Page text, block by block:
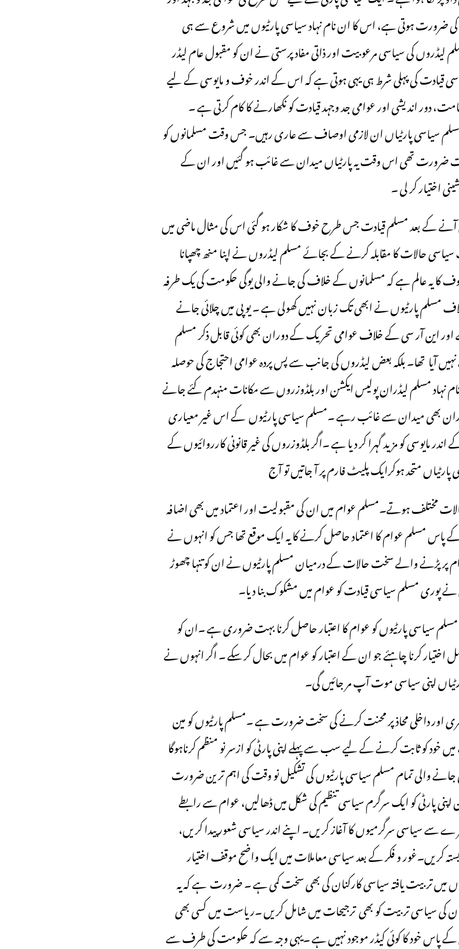
کی ضرورت ہوتی ہے، اس کا ان نام نہاد سیاسی پارٹیوں میں شروع سے ہی
لیڈروں کی سیاسی مرعوبیت اور ذاتی مفاد پرستی نے ان کو مقبول عام لیڈر
قیادت کی پہلی شرط ہی یہی ہوتی ہے کہ اس کے اندر خوف و مایوسی کے لیے
دور اندیشی اور عوامی جد وجہد قیادت کو نکھارنے کا کام کرتی ہے ۔
مسلم سیاسی پارٹیاں ان لازمی اوصاف سے عاری رہیں۔ جس وقت مسلمانوں کو
ضرورت تھی اس وقت یہ پارٹیاں میدان سے غائب ہو گئیں اور ان کے
اختیار کر لی ۔
آنے کے بعد مسلم قیادت جس طرح خوف کا شکار ہو گئی اس کی مثال ماضی میں
حالات کا مقابلہ کرنے کے بجائے مسلم لیڈروں نے اپنا منھ چھپانا
کا یہ عالم ہے کہ مسلمانوں کے خلاف کی جانے والی یوگی حکومت کی یک طرفہ
مسلم پارٹیوں نے ابھی تک زبان نہیں کھولی ہے ۔ یو پی میں چلائی جانے
این آر سی کے خلاف عوامی تحریک کے دوران بھی کوئی قابل ذکر مسلم
آیا تھا۔ بلکہ بعض لیڈروں کی جانب سے پس پردہ عوامی احتجاج کی حوصلہ
نہاد مسلم لیڈران پولیس ایکشن اور بلڈوزروں سے مکانات منہدم کئے جانے
بھی میدان سے غائب رہے ۔مسلم سیاسی پارٹیوں کے اس غیر معیاری
مایوسی کو مزید گہرا کر دیا ہے ۔اگر بلڈوزروں کی غیر قانونی کارروائیوں کے
متحد ہوکرایک پلیٹ فارم پر آ جاتیں تو آج
مختلف ہوتے۔مسلم عوام میں ان کی مقبولیت اور اعتماد میں بھی اضافہ
پاس مسلم عوام کا اعتماد حاصل کرنے کا یہ ایک موقع تھا جس کو انہوں نے
پر پڑنے والے سخت حالات کے درمیان مسلم پارٹیوں نے ان کو تنہا چھوڑ
پوری مسلم سیاسی قیادت کو عوام میں مشکوک بنا دیا۔
سیاسی پارٹیوں کو عوام کا اعتبار حاصل کرنا بہت ضروری ہے ۔ان کو
اختیار کرنا چاہئے جو ان کے اعتبار کو عوام میں بحال کر سکے ۔ اگر انہوں نے
پارٹیاں اپنی سیاسی موت آپ مر جائیں گی۔
اور داخلی محاذ پر محنت کرنے کی سخت ضرورت ہے ۔مسلم پارٹیوں کو مین
خود کو ثابت کرنے کے لیے سب سے پہلے اپنی پارٹی کو ازسر نو منظم کرناہوگا
والی تمام مسلم سیاسی پارٹیوں کی تشکیل نو وقت کی اہم ترین ضرورت
پارٹی کو ایک سرگرم سیاسی تنظیم کی شکل میں ڈھالیں، عوام سے رابطے
ے سے سیاسی سرگرمیوں کا آغاز کریں۔ اپنے اندر سیاسی شعور پیدا کریں،
کریں۔غور و فکر کے بعد سیاسی معاملات میں ایک واضح موقف اختیار
میں تربیت یافتہ سیاسی کارکنان کی بھی سخت کمی ہے ۔ ضرورت ہے کہ یہ
کی سیاسی تربیت کو بھی ترجیحات میں شامل کریں ۔ریاست میں کسی بھی
کے پاس خود کا کوئی کیڈر موجود نہیں ہے ۔یہی وجہ سے کہ حکومت کی طرف سے